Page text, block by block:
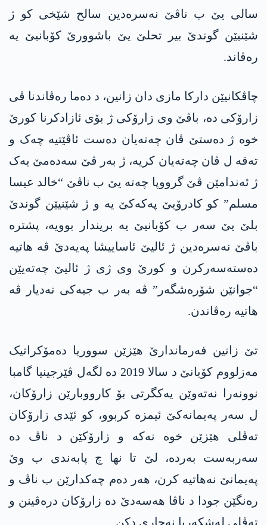
سالی یێ ب ناڤێ نەسرەدین سالح شێخی کو ژ
شێنیێن گوندێ بیر تحلێ یێ باشوورێ کۆبانیێ یە
رەڤاند.
چاڤکانیێن دارکا مازی دان زانین، د دەما رەڤاندنا ڤی
زارۆکی دە، باڤێ وی زارۆکی ژ بۆی ئازادکرنا کورێ
خوە ژ دەستێ ڤان چەتەیان دەست ئاڤێتیە چەک و
تەقە ل ڤان چەتەیان کریە، ژ بەر ڤێ سەدەمێ یەک
ژ ئەندامێن ڤێ گرووپا چەتە یێ ب ناڤێ “خالد عیسا
مسلم” کو کادرۆیێ پەکەکێ یە و ژ شێنیێن گوندێ
بلێ یێ سەر ب کۆبانیێ یە بریندار بوویە، پشترە
باڤێ نەسرەدین ژ ئالیێ ئاساییشا پەیەدێ ڤە هاتیە
دەستەسەرکرن و کورێ وی ژی ژ ئالیێ چەتەیێن
“جوانێن شۆرەشگەر” ڤە بەر ب جیەکی نەدیار ڤە
هاتیە رەڤاندن.
تێ زانین فەرماندارێ ھێزێن سووریا دەمۆکراتیک
مەزلووم کۆبانێ د سالا 2019 دە لگەل ڤێرجینیا گامبا
نوونەرا نەتەوێن یەکگرتی بۆ کارووبارێن زارۆکان،
ل سەر پەیمانەکێ ئیمزە کربوو، کو ئێدی زارۆکان
تەڤلی ھێزێن خوە نەکە و زارۆکێن د ناڤ دە
سەربەست بەردە، لێ تا نھا چ پابەندی ب وێ
پەیمانێ نەھاتیە کرن، ھەر دەم چەکدارێن ب ناڤ و
رەنگێن جودا د ناڤا هەسەدێ دە زارۆکان درەڤینن و
تەڤلی لەشکەریا نەچاری دکن.